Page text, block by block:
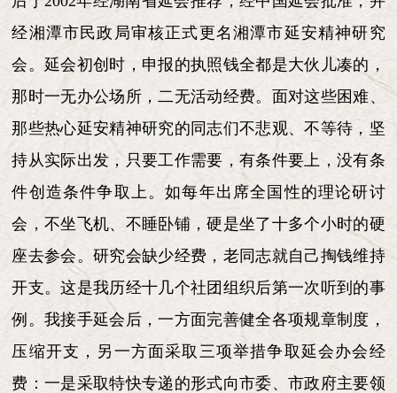
经湘潭市民政局审核正式更名湘潭市延安精神研究
会。延会初创时，申报的执照钱全都是大伙儿凑的，
那时一无办公场所，二无活动经费。面对这些困难、
那些热心延安精神研究的同志们不悲观、不等待，坚
持从实际出发，只要工作需要，有条件要上，没有条
件创造条件争取上。如每年出席全国性的理论研讨
会，不坐飞机、不睡卧铺，硬是坐了十多个小时的硬
座去参会。研究会缺少经费，老同志就自己掏钱维持
开支。这是我历经十几个社团组织后第一次听到的事
例。我接手延会后，一方面完善健全各项规章制度，
压缩开支，另一方面采取三项举措争取延会办会经
费：一是采取特快专递的形式向市委、市政府主要领